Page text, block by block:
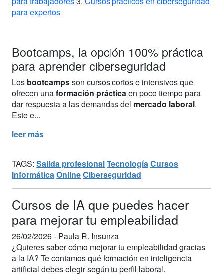
para expertos
Bootcamps, la opción 100% práctica
para aprender ciberseguridad
Los bootcampsson cursos cortos e intensivos que
ofrecen unaformación práctica en poco tiempo para
dar respuesta a las demandas del mercado laboral.
Este e...
leer más
TAGS: Salida profesionalTecnología Cursos
Informática OnlineCiberseguridad
Cursos de IA que puedes hacer
para mejorar tu empleabilidad
26/02/2026 - Paula R. Insunza
¿Quieres saber cómo mejorar tu empleabilidad gracias
a la IA? Te contamos qué formación en inteligencia
artificial debes elegir según tu perfil laboral.